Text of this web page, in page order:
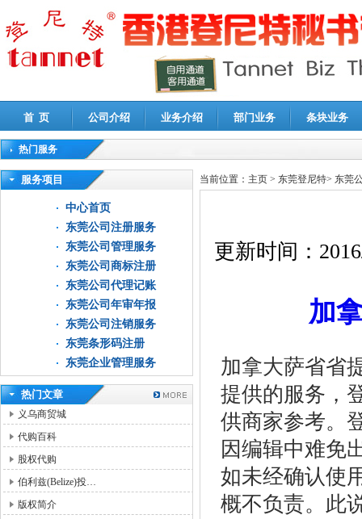
首 页 公司介绍 业务介绍 部门业务 条块业务
热门服务
高新技术企业认定审计|企业所得税汇算清缴申报鉴证
服务项目
中心首页
东莞公司注册服务
东莞公司管理服务
东莞公司商标注册
东莞公司代理记账
东莞公司年审年报
东莞公司注销服务
东莞条形码注册
东莞企业管理服务
热门文章
义乌商贸城
代购百科
股权代购
伯利兹(Belize)投…
版权简介
当前位置： 主页 > 东莞登尼特> 东莞
更新时间：
加
加拿大萨省省
提供的服务，
供商家参考。
因编辑中难免
如未经确认使
概不负责。此